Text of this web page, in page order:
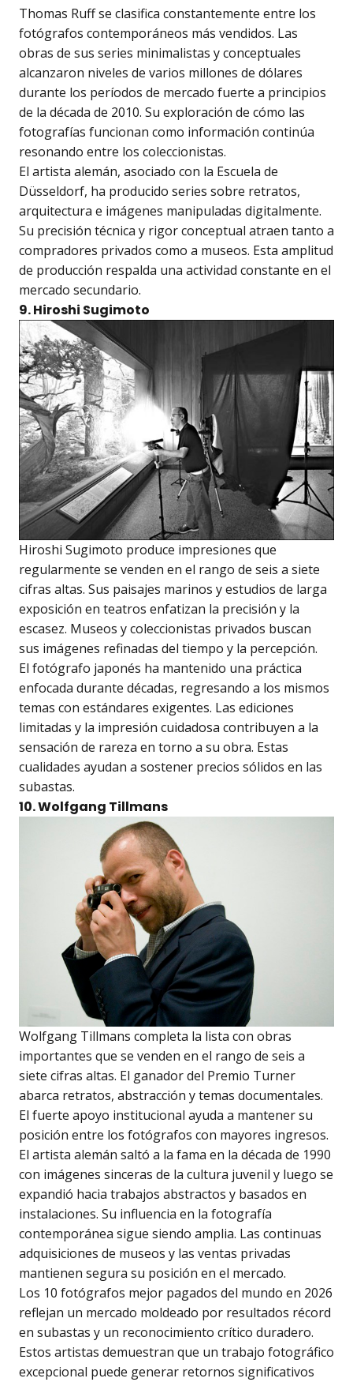
Thomas Ruff se clasifica constantemente entre los
fotógrafos contemporáneos más vendidos. Las
obras de sus series minimalistas y conceptuales
alcanzaron niveles de varios millones de dólares
durante los períodos de mercado fuerte a principios
de la década de 2010. Su exploración de cómo las
fotografías funcionan como información continúa
resonando entre los coleccionistas.
El artista alemán, asociado con la Escuela de
Düsseldorf, ha producido series sobre retratos,
arquitectura e imágenes manipuladas digitalmente.
Su precisión técnica y rigor conceptual atraen tanto a
compradores privados como a museos. Esta amplitud
de producción respalda una actividad constante en el
mercado secundario.
9. Hiroshi Sugimoto
Hiroshi Sugimoto produce impresiones que
regularmente se venden en el rango de seis a siete
cifras altas. Sus paisajes marinos y estudios de larga
exposición en teatros enfatizan la precisión y la
escasez. Museos y coleccionistas privados buscan
sus imágenes refinadas del tiempo y la percepción.
El fotógrafo japonés ha mantenido una práctica
enfocada durante décadas, regresando a los mismos
temas con estándares exigentes. Las ediciones
limitadas y la impresión cuidadosa contribuyen a la
sensación de rareza en torno a su obra. Estas
cualidades ayudan a sostener precios sólidos en las
subastas.
10. Wolfgang Tillmans
Wolfgang Tillmans completa la lista con obras
importantes que se venden en el rango de seis a
siete cifras altas. El ganador del Premio Turner
abarca retratos, abstracción y temas documentales.
El fuerte apoyo institucional ayuda a mantener su
posición entre los fotógrafos con mayores ingresos.
El artista alemán saltó a la fama en la década de 1990
con imágenes sinceras de la cultura juvenil y luego se
expandió hacia trabajos abstractos y basados en
instalaciones. Su influencia en la fotografía
contemporánea sigue siendo amplia. Las continuas
adquisiciones de museos y las ventas privadas
mantienen segura su posición en el mercado.
Los 10 fotógrafos mejor pagados del mundo en 2026
reflejan un mercado moldeado por resultados récord
en subastas y un reconocimiento crítico duradero.
Estos artistas demuestran que un trabajo fotográfico
excepcional puede generar retornos significativos